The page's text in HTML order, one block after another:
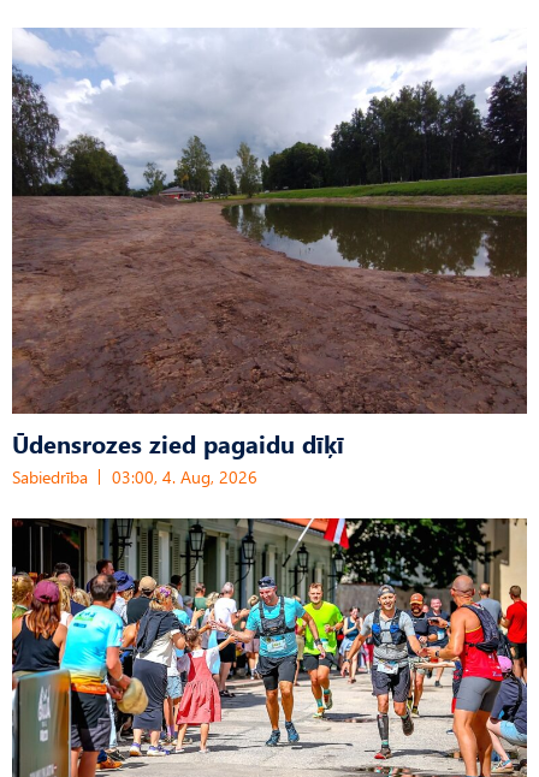
Ūdensrozes zied pagaidu dīķī
Sabiedrība 03:00, 4. Aug, 2026